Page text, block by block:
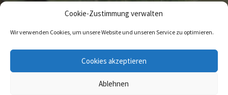
Cookie-Zustimmung verwalten
Wir verwenden Cookies, um unsere Website und unseren Service zu optimieren.
Cookies akzeptieren
Ablehnen
Jetzt laden für iOS & Android
Facebook Twitter